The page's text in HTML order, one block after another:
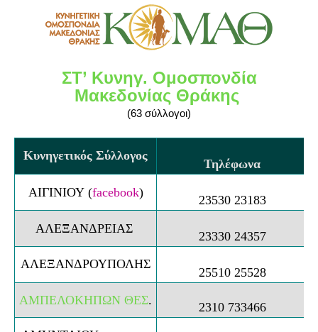
ΣΤ’ Κυνηγ. Ομοσπονδία
Μακεδονίας Θράκης
(63 σύλλογοι)
Κυνηγετικός Σύλλογος
Τηλέφωνα
ΑΙΓΙΝΙΟΥ(facebook)
23530 23183
ΑΛΕΞΑΝΔΡΕΙΑΣ
23330 24357
ΑΛΕΞΑΝΔΡΟΥΠΟΛΗΣ
25510 25528
ΑΜΠΕΛΟΚΗΠΩΝ ΘΕΣ.
2310 733466